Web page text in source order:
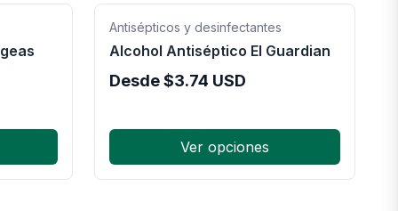
Antisépticos y desinfectantes
Alcohol Antiséptico El Guardian
Desde$3.74 USD
Ver opciones